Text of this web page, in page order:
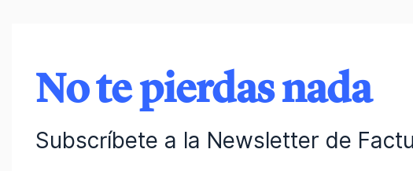
No te pierdas nada
Subscríbete a la Newsletter de